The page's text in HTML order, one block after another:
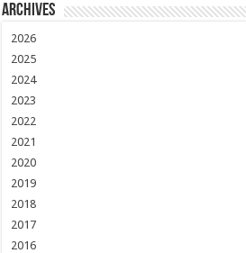
Archives
2026
2025
2024
2023
2022
2021
2020
2019
2018
2017
2016